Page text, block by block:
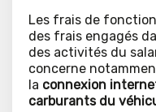
Les frais de
des frais engagés
des activités du
concerne
la connexion
carburants du